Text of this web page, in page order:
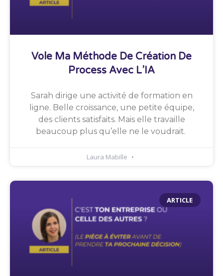
Vole Ma Méthode De Création De
Process Avec L’IA
Sarah dirige une activité de formation en
ligne. Belle croissance, une petite équipe,
des clients satisfaits. Mais elle travaille
beaucoup plus qu’elle ne le voudrait.
Laura Mabille
ARTICLE